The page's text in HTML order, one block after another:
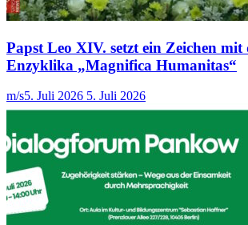
Papst Leo XIV. setzt ein Zeichen mit
Enzyklika „Magnifica Humanitas“
m/s5. Juli 2026 5. Juli 2026